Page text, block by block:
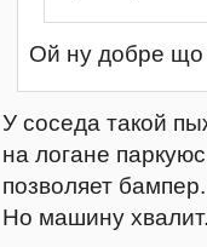
Ой ну добре
У соседа такой
на логане
позволяет
Но машину